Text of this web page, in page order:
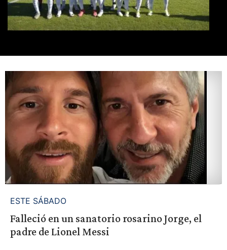
ESTE SÁBADO
Falleció en un sanatorio rosarino Jorge, el
padre de Lionel Messi